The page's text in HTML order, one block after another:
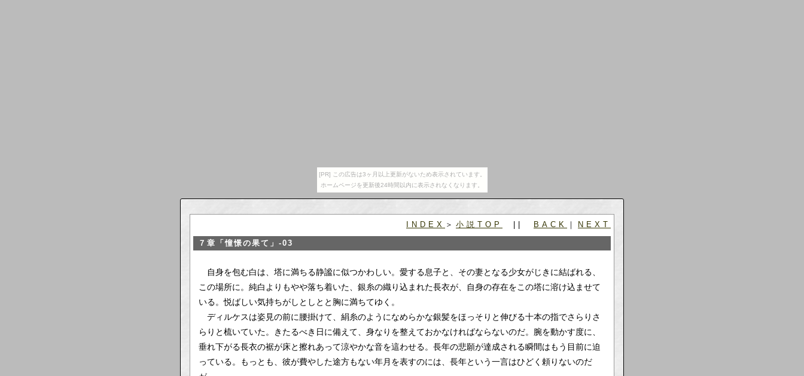
[PR] この広告は3ヶ月以上更新がないため表示されています。
ホームページを更新後24時間以内に表示されなくなります。
INDEX ＞ 小説TOP BACK ｜ NEXT
７章「憧憬の果て」-03
自身を包む白は、塔に満ちる静謐に似つかわしい。愛する息子と、その妻となる少女がじきに結ばれる、
この場所に。純白よりもやや落ち着いた、銀糸の織り込まれた長衣が、自身の存在をこの塔に溶け込ませて
いる。悦ばしい気持ちがしとしとと胸に満ちてゆく。
ディルケスは姿見の前に腰掛けて、絹糸のようになめらかな銀髪をほっそりと伸びる十本の指でさらりさ
らりと梳いていた。きたるべき日に備えて、身なりを整えておかなければならないのだ。腕を動かす度に、
垂れ下がる長衣の裾が床と擦れあって涼やかな音を這わせる。長年の悲願が達成される瞬間はもう目前に迫
っている。もっとも、彼が費やした途方もない年月を表すのには、長年という一言はひどく頼りないのだ